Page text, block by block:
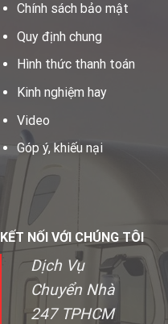
Chính sách bảo mật
Quy định chung
Hình thức thanh toán
Kinh nghiệm hay
Video
Góp ý, khiếu nại
KẾT NỐI VỚI CHÚNG TÔI
Dịch Vụ
Chuyển Nhà
247 TPHCM